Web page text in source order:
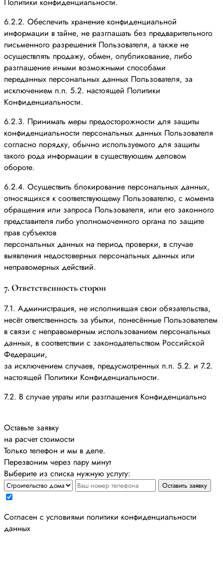
Политики конфиденциальности.
6.2.2. Обеспечить хранение конфиденциальной
информации в тайне, не разглашать без предварительного
письменного разрешения Пользователя, а также не
осуществлять продажу, обмен, опубликование, либо
разглашение иными возможными способами
переданных персональных данных Пользователя, за
исключением п.п. 5.2. настоящей Политики
Конфиденциальности.
6.2.3. Принимать меры предосторожности для защиты
конфиденциальности персональных данных Пользователя
согласно порядку, обычно используемого для защиты
такого рода информации в существующем деловом
обороте.
6.2.4. Осуществить блокирование персональных данных,
относящихся к соответствующему Пользователю, с момента
обращения или запроса Пользователя, или его законного
представителя либо уполномоченного органа по защите
прав субъектов
персональных данных на период проверки, в случае
выявления недостоверных персональных данных или
неправомерных действий.
7. Ответственность сторон
7.1. Администрация, не исполнившая свои обязательства,
несёт ответственность за убытки, понесённые Пользователем
в связи с неправомерным использованием персональных
данных, в соответствии с законодательством Российской
Федерации,
за исключением случаев, предусмотренных п.п. 5.2. и 7.2.
настоящей Политики Конфиденциальности.
7.2. В случае утраты или разглашения Конфиденциально
Оставьте заявку
на расчет стоимости
Только телефон и мы в деле.
Перезвоним через пару минут
Выберите из списка нужную услугу:
Оставить заявку
Cогласен с условиями политики конфиденциальности
данных